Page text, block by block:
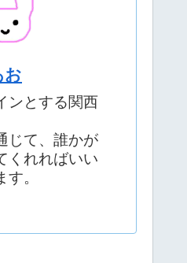
お
ンとする関西
じて、誰かが
くれればいい
。